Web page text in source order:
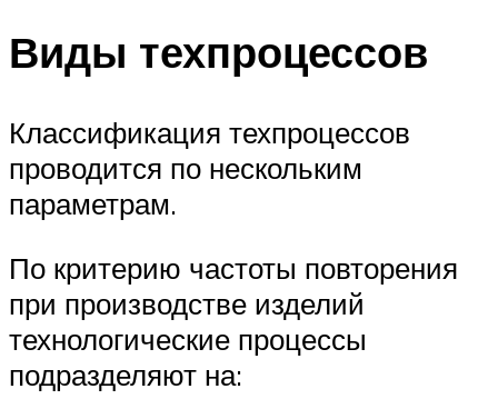
Виды техпроцессов
Классификация техпроцессов
проводится по нескольким
параметрам.
По критерию частоты повторения
при производстве изделий
технологические процессы
подразделяют на: